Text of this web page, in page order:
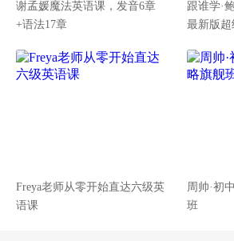
谢孟媛魔法英语课，发音6章
+语法17章
跟谁学·
最新版超
Freya老师从零开始直达六级英
语课
周帅·初
班